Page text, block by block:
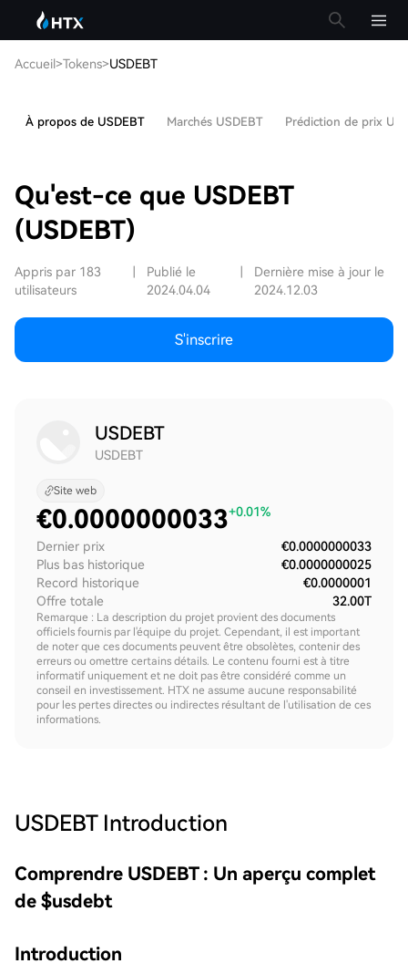
Accueil>Tokens>USDEBT
À propos de USDEBT Marchés USDEBT Prédiction de prix
Qu'est-ce que USDEBT
(USDEBT)
Appris par 183
utilisateurs
Publié le
2024.04.04
Dernière mise à jour le
2024.12.03
S'inscrire
USDEBT
USDEBT
Site web
€0.0000000033+0.01%
Dernier prix
€0.0000000033
Plus bas historique
€0.0000000025
Record historique
€0.0000001
Offre totale
32.00T
Remarque : La description du projet provient des documents
officiels fournis par l'équipe du projet. Cependant, il est important
de noter que ces documents peuvent être obsolètes, contenir des
erreurs ou omettre certains détails. Le contenu fourni est à titre
informatif uniquement et ne doit pas être considéré comme un
conseil en investissement. HTX ne assume aucune responsabilité
pour les pertes directes ou indirectes résultant de l'utilisation de ces
informations.
USDEBT Introduction
Comprendre USDEBT : Un aperçu complet
de $usdebt
Introduction